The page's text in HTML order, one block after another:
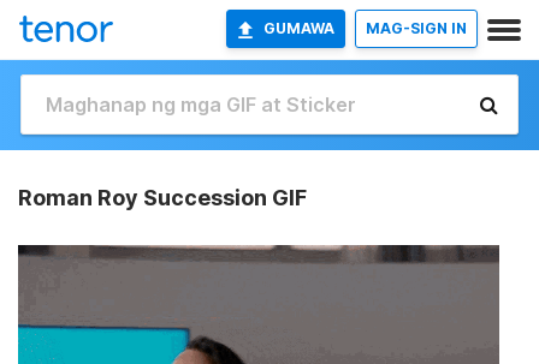
GUMAWA MAG-SIGN IN
Roman Roy Succession GIF